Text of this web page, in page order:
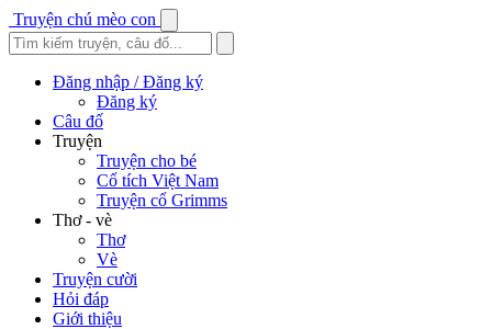
Truyện chú mèo con
Đăng nhập / Đăng ký
Đăng ký
Câu đố
Truyện
Truyện cho bé
Cổ tích Việt Nam
Truyện cổ Grimms
Thơ - vè
Thơ
Vè
Truyện cười
Hỏi đáp
Giới thiệu